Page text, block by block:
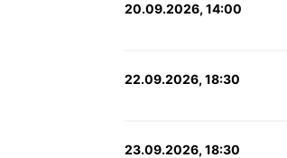
20.09.2026, 14:00
22.09.2026, 18:30
23.09.2026, 18:30